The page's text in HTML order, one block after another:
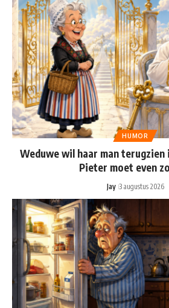
HUMOR
Weduwe wil haar man
Pieter moet even
Jay 3 augustus 2026